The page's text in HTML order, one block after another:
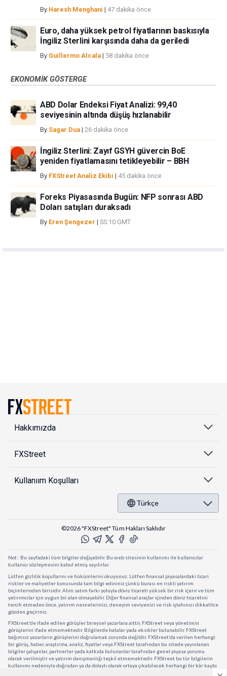
By Haresh Menghani | 47 dakika önce
Euro, daha yüksek petrol fiyatlarının baskısıyla
İngiliz Sterlini karşısında daha da geriledi
By Guillermo Alcala | 58 dakika önce
EKONOMIK GÖSTERGE
ABD Dolar Endeksi Fiyat Analizi: 99,40
seviyesinin altında düşüş hızlanabilir
By Sagar Dua | 26 dakika önce
İngiliz Sterlini: Zayıf GSYH güvercin BoE
yeniden fiyatlamasını tetikleyebilir – BBH
By FXStreet Analiz Ekibi | 45 dakika önce
Foreks Piyasasında Bugün: NFP sonrası ABD
Doları satışları duraksadı
By Eren Şengezer | SS:10 GMT
Hakkımızda
FXStreet
Kullanıım Koşulları
Türkçe
©2026 "FXStreet" Tüm Hakları Saklıdır
Not : Bu sayfadaki tüm bilgiler değişebilir. Bu web sitesinin kullanımı ile kullanıcılar
kullanıcı sözleşmesini kabul etmiş sayılırlar.
Lütfen gizlilik koşullarını ve hükümlerini okuyunuz. Lütfen finansal piyasalardaki ticari
riskler ve maliyetler konusunda tam bilgi edininiz çünkü burası en riskli yatırım
biçimlerinden birisidir. Alım satım farkı yoluyla döviz ticareti yüksek bir risk içerir ve tüm
yatırımcılar için uygun bir alan olmayabilir. Diğer finansal araçlar içinden döviz ticaretini
tercih etmeden önce, yatırım nesnelerinizi, deneyim seviyenizi ve risk iştahınızı dikkatlice
gözden geçiriniz.
FXStreet’de ifade edilen görüşler bireysel yazarlara aittir, FXStreet veya yönetimin
görüşlerini ifade etmemektedir. Bilgilerde hatalar yada eksikler bulunabilir. FXStreet
bağımsız yazarların görüşlerini doğrulamak zorunda değildir. FXStreet’da verilen herhangi
bir görüş, haber, araştırma, analiz, fiyatlar veya FXStreet tarafından bu sitede yayınlanan
bilgiler çalışanlar, partnerler yada katkıda bulunanlar tarafından genel piyasa yorumu
olarak verilmiştir ve yatırım danışmanlığı teşkil etmemektedir. FXStreet bu tür bilgilerin
kullanımı nedeniyle doğrudan ya da dolaylı olarak ortaya çıkabilecek herhangi bir kâr kaybı